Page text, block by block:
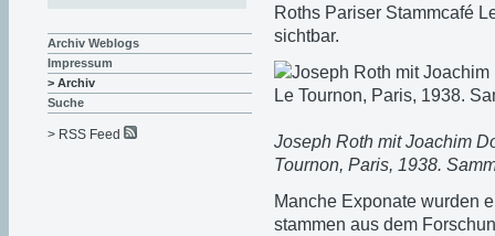
Roths Pariser Stammcafé
sichtbar.
Joseph Roth mit Joachim
Tournon, Paris, 1938.
Manche Exponate wurden
stammen aus dem
Archiv Weblogs
Impressum
> Archiv
Suche
> RSS Feed